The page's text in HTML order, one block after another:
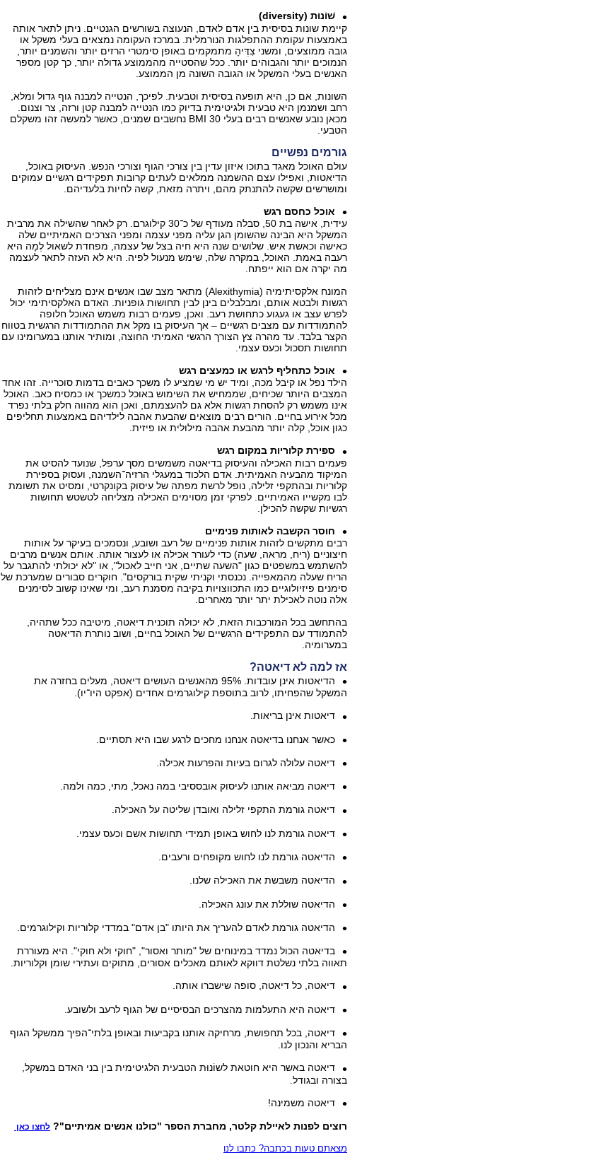
שׁוֹנוּת (diversity)
קיימת שונות בסיסית בין אדם לאדם, הנעוצה בשורשים הגנטיים. ניתן לתאר אותה
באמצעות עקומת ההתפלגות הנורמלית. במרכז העקומה נמצאים בעלי משקל או
גובה ממוצעים, ומשני צִדֶּיהָ מתמקמים באופן סימטרי הרזים יותר והשמנים יותר,
הנמוכים יותר והגבוהים יותר. ככל שהסטייה מהממוצע גדולה יותר, כך קטן מספר
האנשים בעלי המשקל או הגובה השונה מן הממוצע.
השונות, אם כן, היא תופעה בסיסית וטבעית. לפיכך, הנטייה למבנה גוף גדול ומלא,
רחב ושמנמן היא טבעית ולגיטימית בדיוק כמו הנטייה למבנה קטן ורזה, צר וצנום.
מכאן נובע שאנשים רבים בעלי 30 BMI נחשבים שמנים, כאשר למעשה זהו משקלם
הטבעי.
גורמים נפשיים
עולם האוכל מאגד בתוכו איזון עדין בין צורכי הגוף וצורכי הנפש. העיסוק באוכל,
הדיאטות, ואפילו עצם ההשמנה ממלאים לעתים קרובות תפקידים רגשיים עמוקים
ומושרשים שקשה להתנתק מהם, ויתרה מזאת, קשה לחיות בלעדיהם.
אוכל כחסם רגש
עידית, אישה בת 50, סבלה מעודף של כ־30 קילוגרם. רק לאחר שהשילה את מרבית
המשקל היא הבינה שהשומן הגן עליה מפני עצמה ומפני הצרכים האמיתיים שלה
כאישה וכאשת איש. שלושים שנה היא חיה בצל של עצמה, מפחדת לשאול לְמָה היא
רעבה באמת. האוכל, במקרה שלה, שימש מנעול לפיה. היא לא העזה לתאר לעצמה
מה יקרה אם הוא ייפתח.
המונח אלקסיתימיה (Alexithymia) מתאר מצב שבו אנשים אינם מצליחים לזהות
רגשות ולבטא אותם, ומבלבלים בינן לבין תחושות גופניות. האדם האלקסיתימי יכול
לפרש עצב או געגוע כתחושת רעב. ואכן, פעמים רבות משמש האוכל חלופה
להתמודדות עם מצבים רגשיים – אך העיסוק בו מקל את ההתמודדות הרגשית בטווח
הקצר בלבד. עד מהרה צץ הצורך הרגשי האמיתי החוצה, ומותיר אותנו במערומינו עם
תחושות תסכול וכעס עצמי.
אוכל כתחליף לרגש או כמעצים רגש
הילד נפל או קיבל מכה, ומיד יש מי שמציע לו משכך כאבים בדמות סוכרייה. זהו אחד
המצבים היותר שכיחים, שממחיש את השימוש באוכל כמשכך או כמסיח כאב. האוכל
אינו משמש רק להסחת רגשות אלא גם להעצמתם, ואכן הוא מהווה חלק בלתי נפרד
מכל אירוע בחיים. הורים רבים מוצאים שהבעת אהבה לילדיהם באמצעות תחליפים
כגון אוכל, קלה יותר מהבעת אהבה מילולית או פיזית.
ספירת קלוריות במקום רגש
פעמים רבות האכילה והעיסוק בדיאטה משמשים מסך ערפל, שנועד להסיט את
המיקוד מהבעיה האמיתית. אדם הלכוד במעגלי הרזיה־השמנה, ועסוק בספירת
קלוריות ובהתקפי זלילה, נופל לרשת מפתה של עיסוק בקונקרטי, ומסיט את תשומת
לבו מקשייו האמיתיים. לפרקי זמן מסוימים האכילה מצליחה לטשטש תחושות
רגשיות שקשה להכילן.
חוסר הקשבה לאותות פנימיים
רבים מתקשים לזהות אותות פנימיים של רעב ושובע, ונסמכים בעיקר על אותות
חיצוניים (ריח, מראה, שעה) כדי לעורר אכילה או לעצור אותה. אותם אנשים מרבים
להשתמש במשפטים כגון "השעה שתיים, אני חייב לאכול", או "לא יכולתי להתגבר על
הריח שעלה מהמאפייה. נכנסתי וקניתי שקית בורקסים". חוקרים סבורים שמערכת של
סימנים פיזיולוגיים כמו התכווצויות בקיבה מסמנת רעב, ומי שאינו קשוב לסימנים
אלה נוטה לאכילת יתר יותר מאחרים.
בהתחשב בכל המורכבות הזאת, לא יכולה תוכנית דיאטה, מיטיבה ככל שתהיה,
להתמודד עם התפקידים הרגשיים של האוכל בחיים, ושוב נותרת הדיאטה
במערומיה.
אז למה לא דיאטה?
הדיאטות אינן עובדות. 95% מהאנשים העושים דיאטה, מעלים בחזרה את
המשקל שהפחיתו, לרוב בתוספת קילוגרמים אחדים (אפקט היו־יו).
דיאטות אינן בריאות.
כאשר אנחנו בדיאטה אנחנו מחכים לרגע שבו היא תסתיים.
דיאטה עלולה לגרום בעיות והפרעות אכילה.
דיאטה מביאה אותנו לעיסוק אובססיבי במה נאכל, מתי, כמה ולמה.
דיאטה גורמת התקפי זלילה ואובדן שליטה על האכילה.
דיאטה גורמת לנו לחוש באופן תמידי תחושות אשם וכעס עצמי.
הדיאטה גורמת לנו לחוש מקופחים ורעבים.
הדיאטה משבשת את האכילה שלנו.
הדיאטה שוללת את עונג האכילה.
הדיאטה גורמת לאדם להעריך את היותו "בן אדם" במדדי קלוריות וקילוגרמים.
בדיאטה הכול נמדד במינוחים של "מותר ואסור", "חוקי ולא חוקי". היא מעוררת
תאווה בלתי נשלטת דווקא לאותם מאכלים אסורים, מתוקים ועתירי שומן וקלוריות.
דיאטה, כל דיאטה, סופה שישברו אותה.
דיאטה היא התעלמות מהצרכים הבסיסיים של הגוף לרעב ולשובע.
דיאטה, בכל תחפושת, מרחיקה אותנו בקביעות ובאופן בלתי־הפיך ממשקל הגוף
הבריא והנכון לנו.
דיאטה באשר היא חוטאת לשוֹנוּת הטבעית הלגיטימית בין בני האדם במשקל,
בצורה ובגודל.
דיאטה משמינה!
רוצים לפנות לאיילת קלטר, מחברת הספר "כולנו אנשים אמיתיים"? לחצו כאן
מצאתם טעות בכתבה? כתבו לנו